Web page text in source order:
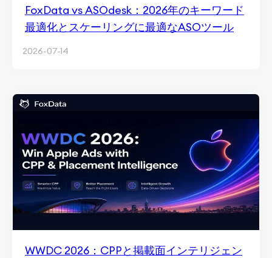
FoxData vs ASOdesk：2026年のキーワード
最適化とスケーリングに最適なASOツール
2026-07-14
WWDC 2026：CPPと掲載面インテリジェン